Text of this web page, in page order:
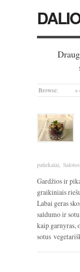
Browse: »
patiekalai, Salotos
Gardžios ir
graikiniais
Labai geras
saldumo ir
kaip garnyras,
sotus